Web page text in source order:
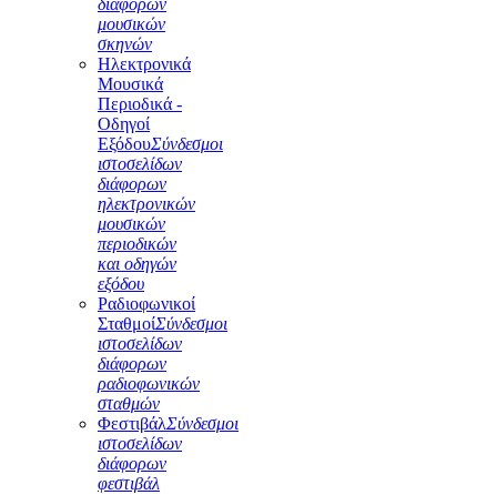
διάφορων
μουσικών
σκηνών
Ηλεκτρονικά
Μουσικά
Περιοδικά -
Οδηγοί
ΕξόδουΣύνδεσμοι
ιστοσελίδων
διάφορων
ηλεκτρονικών
μουσικών
περιοδικών
και οδηγών
εξόδου
Ραδιοφωνικοί
ΣταθμοίΣύνδεσμοι
ιστοσελίδων
διάφορων
ραδιοφωνικών
σταθμών
ΦεστιβάλΣύνδεσμοι
ιστοσελίδων
διάφορων
φεστιβάλ